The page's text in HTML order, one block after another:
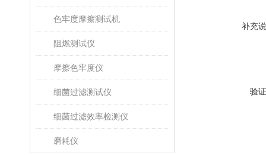
色牢度摩擦测试机
阻燃测试仪
摩擦色牢度仪
细菌过滤测试仪
细菌过滤效率检测仪
磨耗仪
补充
验